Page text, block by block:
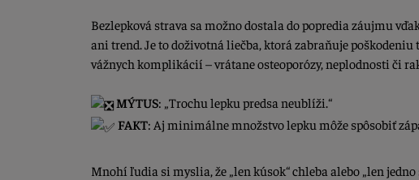
Bezlepková strava sa možno dostala do popredia záujmu
ani trend. Je to doživotná liečba, ktorá zabraňuje
vážnych komplikácií – vrátane osteoporózy, neplodnosti či
MÝTUS: „Trochu lepku predsa neublíži.“
FAKT: Aj minimálne množstvo lepku môže spôsobiť
Mnohí ľudia si myslia, že „len kúsok“ chleba alebo „len